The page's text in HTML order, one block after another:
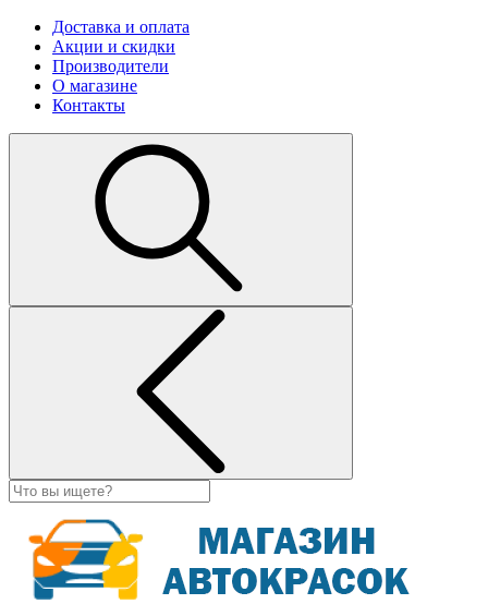
Доставка и оплата
Акции и скидки
Производители
О магазине
Контакты